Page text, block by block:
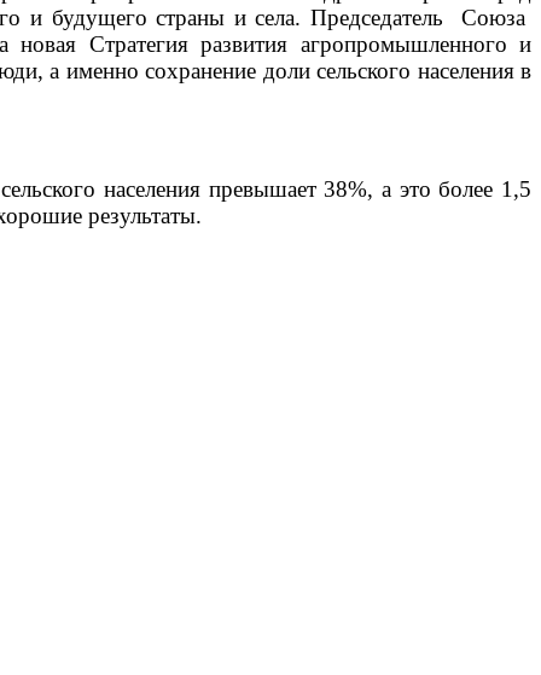
и будущего страны и села. Председатель Союза
Стратегия развития агропромышленного и
а именно сохранение доли сельского населения в
населения превышает 38%, а это более 1,5
результаты.